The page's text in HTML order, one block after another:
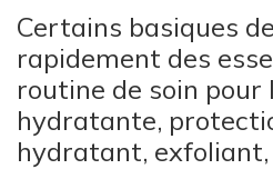
Certains basiques
rapidement des
routine de soin pour
hydratante,
hydratant,